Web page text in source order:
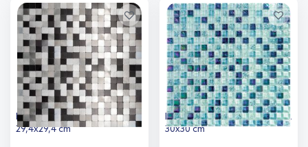
Dodaj do
porównania
Dodaj do
porównania
Iryda Kobe mozaika ścienna
29,4x29,4 cm
Iryda La Plata mozaika ścienna
30x30 cm